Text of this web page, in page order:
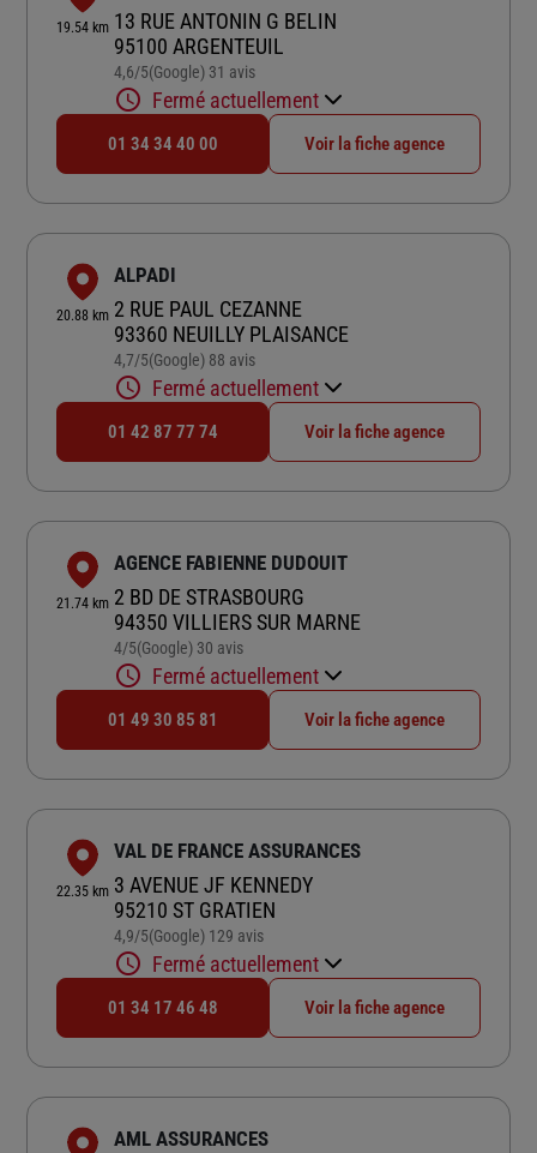
19.54 km 13 RUE ANTONIN G BELIN
95100 ARGENTEUIL
4,6/5Note de 4.6 sur 5
(Google) 31 avis
Fermé actuellement
01 34 34 40 00 Voir la fiche agence
20.88 km
ALPADI
2 RUE PAUL CEZANNE
93360 NEUILLY PLAISANCE
4,7/5Note de 4.7 sur 5
(Google) 88 avis
Fermé actuellement
01 42 87 77 74 Voir la fiche agence
21.74 km
AGENCE FABIENNE DUDOUIT
2 BD DE STRASBOURG
94350 VILLIERS SUR MARNE
4/5Note de 4 sur 5
(Google) 30 avis
Fermé actuellement
01 49 30 85 81 Voir la fiche agence
22.35 km
VAL DE FRANCE ASSURANCES
3 AVENUE JF KENNEDY
95210 ST GRATIEN
4,9/5Note de 4.9 sur 5
(Google) 129 avis
Fermé actuellement
01 34 17 46 48 Voir la fiche agence
AML ASSURANCES